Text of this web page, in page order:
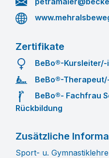
Zertifikate
BeBo®-
BeBo®-
BeBo®- Fachfrau
Rückbildung
Zusätzliche
Sport- u.